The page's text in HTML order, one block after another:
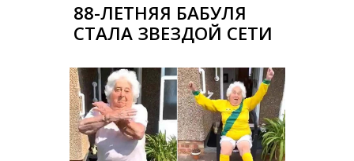
88-ЛЕТНЯЯ БАБУЛЯ
СТАЛА ЗВЕЗДОЙ СЕТИ